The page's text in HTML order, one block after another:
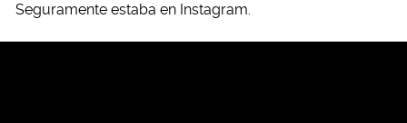
Seguramente estaba en Instagram.